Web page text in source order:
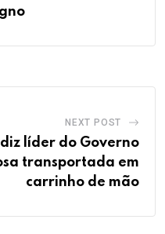
NEXT POST
líder do Governo
transportada em
carrinho de mão